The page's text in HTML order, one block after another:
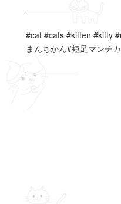
——————–
#cat #cats #kitten #kitty
まんちかん#短足マンチ
——————–